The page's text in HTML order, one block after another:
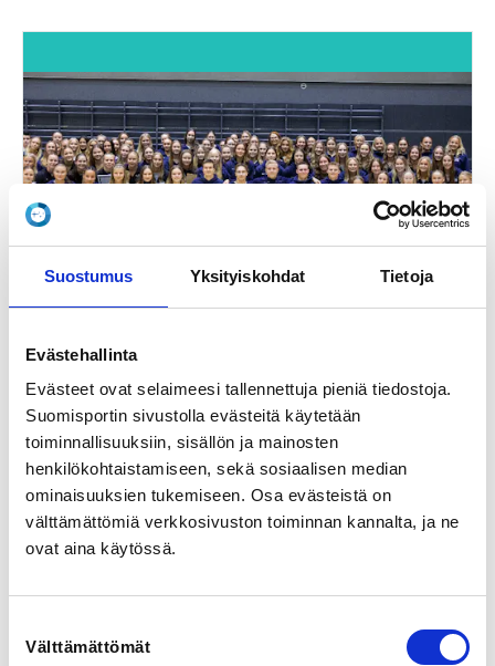
Suostumus Yksityiskohdat Tietoja
Evästehallinta
Evästeet ovat selaimeesi tallennettuja pieniä tiedostoja.
Suomisportin sivustolla evästeitä käytetään
toiminnallisuuksiin, sisällön ja mainosten
henkilökohtaistamiseen, sekä sosiaalisen median
ominaisuuksien tukemiseen. Osa evästeistä on
välttämättömiä verkkosivuston toiminnan kannalta, ja ne
ovat aina käytössä.
valinta
Välttämättömät
kohderyhmä voimistelijat toteutustapa etäkoulutus
11.8.2026
Antidopingkoulutus – Voimisteluliiton
maajoukkueurheilijoille 11.8.2026
Suomen Voimisteluliitto
Suomi
35,00 €-42,00 €